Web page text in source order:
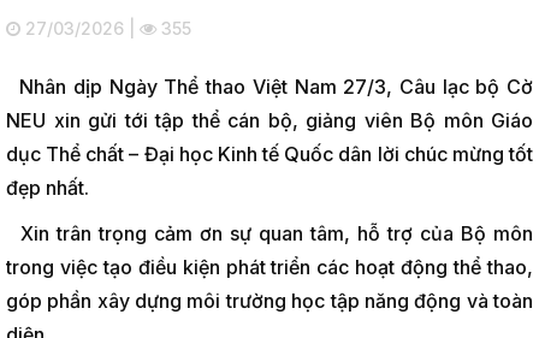
27/03/2026 | 355
Nhân dịp Ngày Thể thao Việt Nam 27/3, Câu lạc bộ Cờ
NEU xin gửi tới tập thể cán bộ, giảng viên Bộ môn Giáo
dục Thể chất – Đại học Kinh tế Quốc dân lời chúc mừng tốt
đẹp nhất.
Xin trân trọng cảm ơn sự quan tâm, hỗ trợ của Bộ môn
trong việc tạo điều kiện phát triển các hoạt động thể thao,
góp phần xây dựng môi trường học tập năng động và toàn